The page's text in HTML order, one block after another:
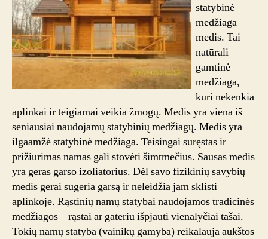
statybinė
medžiaga –
medis. Tai
natūrali
gamtinė
medžiaga,
kuri nekenkia
aplinkai ir teigiamai veikia žmogų. Medis yra viena iš
seniausiai naudojamų statybinių medžiagų. Medis yra
ilgaamžė statybinė medžiaga. Teisingai suręstas ir
prižiūrimas namas gali stovėti šimtmečius. Sausas medis
yra geras garso izoliatorius. Dėl savo fizikinių savybių
medis gerai sugeria garsą ir neleidžia jam sklisti
aplinkoje. Rąstinių namų statybai naudojamos tradicinės
medžiagos – rąstai ar gateriu išpjauti vienalyčiai tašai.
Tokių namų statyba (vainikų gamyba) reikalauja aukštos